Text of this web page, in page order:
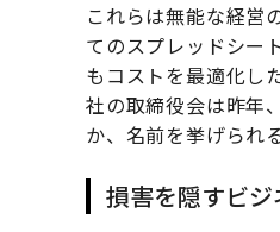
これらは無能な経営
てのスプレッドシー
もコストを最適化し
社の取締役会は昨年
か、名前を挙げられ
損害を隠すビジ